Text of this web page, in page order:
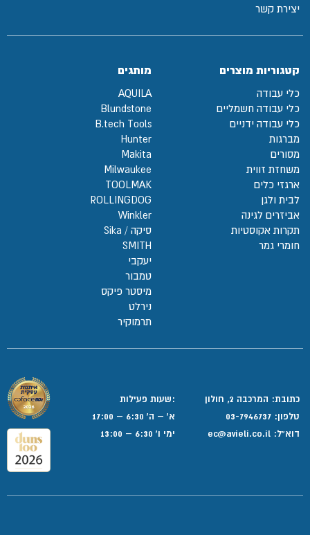
יצירת קשר
קטגוריות מוצרים
כלי עבודה
כלי עבודה חשמליים
כלי עבודה ידניים
מברגות
מסורים
משחזת זווית
ארגזי כלים
לבית ולגן
אביזרים לגינה
תקרות אקוסטיות
חומרי גמר
מותגים
AQUILA
Blundstone
B.tech Tools
Hunter
Makita
Milwaukee
TOOLMAK
ROLLINGDOG
Winkler
סיקה / Sika
SMITH
יעקבי
טמבור
מיסטר פיקס
נירלט
תרמוקיר
כתובת: המרכבה 2, חולון
טלפון: 03-7946737
דוא”ל:
:שעות פעילות
א' – ה' 6:30 – 17:00
ימי ו' 6:30 – 13:00